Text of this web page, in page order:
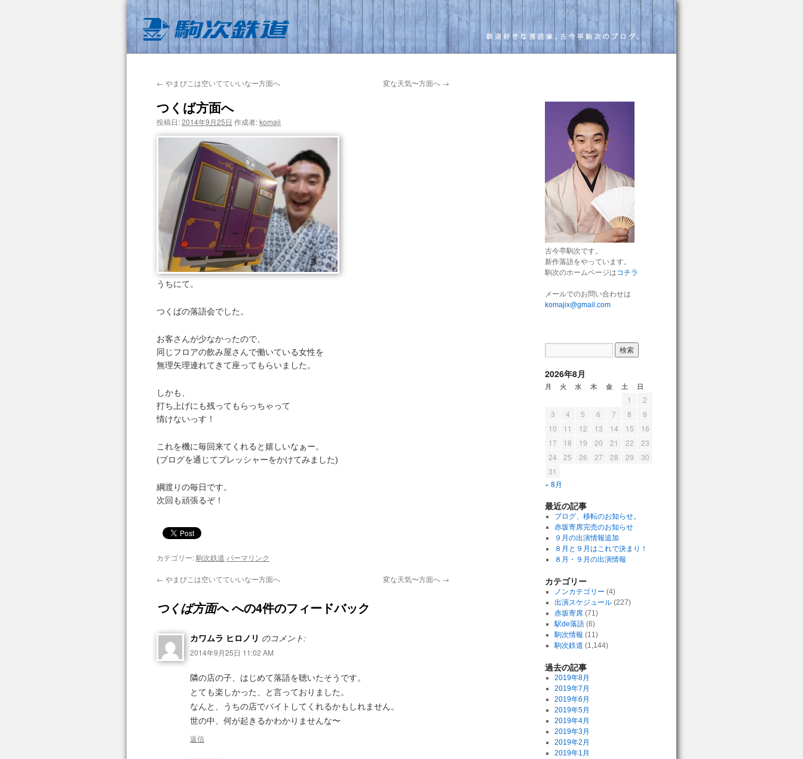
← やまびこは空いてていいなー方面へ 変な天気〜方面へ →
つくば方面へ
投稿日:2014年9月25日 作成者:komaji
うちにて。
つくばの落語会でした。
お客さんが少なかったので、
同じフロアの飲み屋さんで働いている女性を
無理矢理連れてきて座ってもらいました。
しかも、
打ち上げにも残ってもらっちゃって
情けないっす！
これを機に毎回来てくれると嬉しいなぁー。
(ブログを通じてプレッシャーをかけてみました)
綱渡りの毎日です。
次回も頑張るぞ！
カテゴリー:駒次鉄道 パーマリンク
← やまびこは空いてていいなー方面へ 変な天気〜方面へ →
つくば方面へへの4件のフィードバック
カワムラ ヒロノリ のコメント:
2014年9月25日 11:02 AM
隣の店の子、はじめて落語を聴いたそうです。
とても楽しかった、と言っておりました。
なんと、うちの店でバイトしてくれるかもしれません。
世の中、何が起きるかわかりませんな〜
返信
古今亭駒次です。
新作落語をやっています。
駒次のホームページはコチラ
メールでのお問い合わせは
komajix@gmail.com
2026年8月
月 火 水 木 金 土 日
1
2
3
4 5 6 7 8
9
10
11 12 13 14 15
16
17
18 19 20 21 22
23
24
25 26 27 28 29
30
31
« 8月
最近の記事
ブログ、移転のお知らせ。
赤坂寄席完売のお知らせ
９月の出演情報追加
８月と９月はこれで決まり！
８月・９月の出演情報
カテゴリー
ノンカテゴリー (4)
出演スケジュール(227)
赤坂寄席(71)
駅de落語(6)
駒次情報 (11)
駒次鉄道 (1,144)
過去の記事
2019年8月
2019年7月
2019年6月
2019年5月
2019年4月
2019年3月
2019年2月
2019年1月